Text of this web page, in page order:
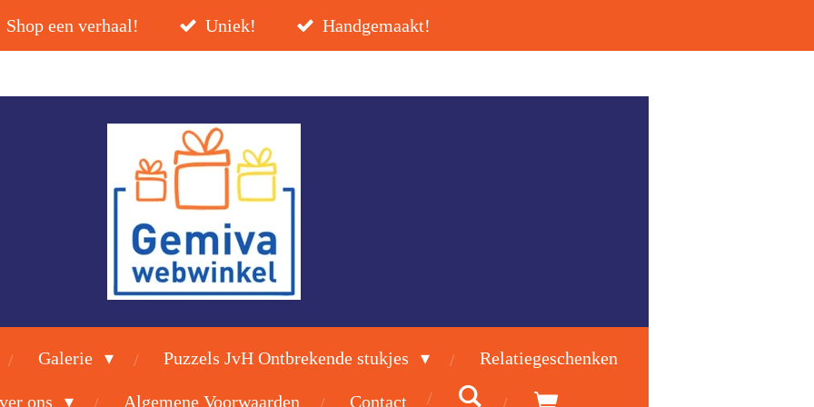
Shop een verhaal! Uniek! Handgemaakt!
Galerie Puzzels JvH Ontbrekende stukjes Relatiegeschenken
ons Algemene Voorwaarden Contact